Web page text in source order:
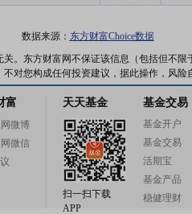
数据来源： 东方财富Choice数据
。东方财富网不保证该信息（包括但不
对您构成任何投资建议，据此操作，风险
富
微博
微信
天天基金
扫一扫下载
APP
基金交易
基金开户
基金交易
活期宝
基金产品
稳健理财